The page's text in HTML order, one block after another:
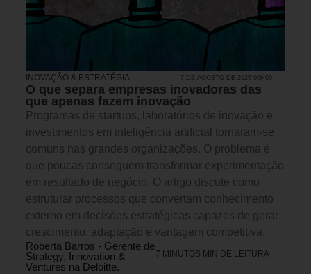
INOVAÇÃO & ESTRATÉGIA 7 DE AGOSTO DE 2026 09H00
O que separa empresas inovadoras das
que apenas fazem inovação
Programas de startups, laboratórios de inovação e
investimentos em inteligência artificial tornaram-se
comuns nas grandes organizações. O problema é
que poucas conseguem transformar experimentação
em resultado de negócio. O artigo discute como
estruturar processos que convertam conhecimento
externo em decisões estratégicas capazes de gerar
crescimento, adaptação e vantagem competitiva.
Roberta Barros - Gerente de
Strategy, Innovation &
Ventures na Deloitte.
7 MINUTOS MIN DE LEITURA